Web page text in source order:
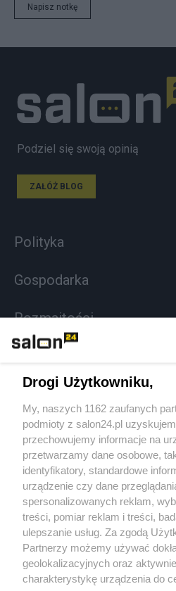
Napisz notkę
Podziel się swoją opinią
ZAŁÓŻ BLOG
Polityka
Gospodarka
Rozmaitości
Sport
Społeczeństwo
Kultura
X Facebook
Drogi Użytkowniku,
My, naszych 1162 zaufanych
podmioty z salon24.pl
przechowujemy informacje na
przetwarzamy dane osobowe,
identyfikatory, standardowe
urządzenie czy dane
spersonalizowanych reklam,
treści, pomiar reklam i treści,
ulepszanie usług. Za zgodą
Partnerzy możemy używać
geolokalizacyjnych oraz
charakterystykę urządzenia do